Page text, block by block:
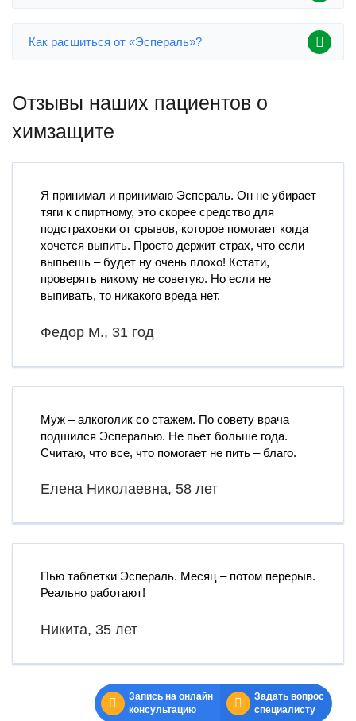
Как расшиться от «Эспераль»?
Отзывы наших пациентов о
химзащите
Я принимал и принимаю Эспераль. Он не убирает
тяги к спиртному, это скорее средство для
подстраховки от срывов, которое помогает когда
хочется выпить. Просто держит страх, что если
выпьешь – будет ну очень плохо! Кстати,
проверять никому не советую. Но если не
выпивать, то никакого вреда нет.
Федор М., 31 год
Муж – алкоголик со стажем. По совету врача
подшился Эспералью. Не пьет больше года.
Считаю, что все, что помогает не пить – благо.
Елена Николаевна, 58 лет
Пью таблетки Эспераль. Месяц – потом перерыв.
Реально работают!
Никита, 35 лет
Запись на онлайн
консультацию
Задать вопрос
специалисту